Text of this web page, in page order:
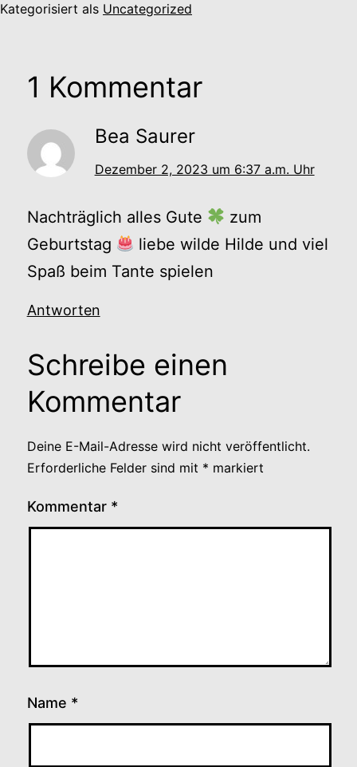
Kategorisiert als Uncategorized
1 Kommentar
Bea Saurer
Dezember 2, 2023 um 6:37 a.m. Uhr
Nachträglich alles Gute
zum
Geburtstag
liebe wilde Hilde und viel
Spaß beim Tante spielen
Antworten
Schreibe einen
Kommentar
Deine E-Mail-Adresse wird nicht veröffentlicht.
Erforderliche Felder sind mit * markiert
Kommentar *
Name *